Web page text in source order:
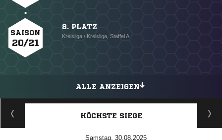
SAISON
20/21
8. PLATZ
Kreisliga / Kreisliga, Staffel A
ALLE ANZEIGEN
HÖCHSTE SIEGE
Samstag, 30.08.2025